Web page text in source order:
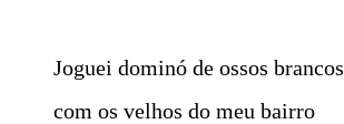
Joguei dominó de ossos brancos
com os velhos do meu bairro